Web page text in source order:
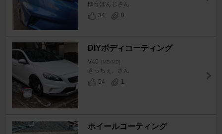
ゆうぽんじさん
34
0
DIYボディコーティング
V40 [MB/MD]
きっちぇ。さん
54
1
ホイールコーティング